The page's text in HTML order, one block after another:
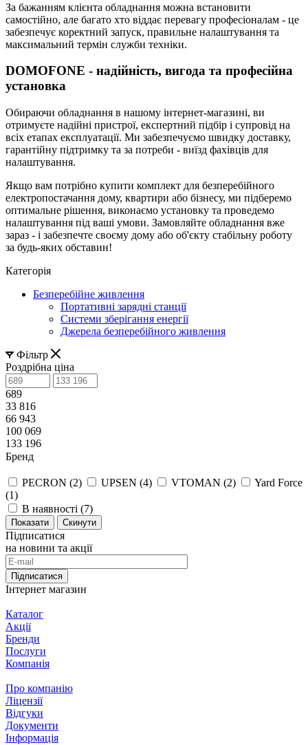
За бажанням клієнта обладнання можна встановити
самостійно, але багато хто віддає перевагу професіоналам - це
забезпечує коректний запуск, правильне налаштування та
максимальний термін служби техніки.
DOMOFONE - надійність, вигода та професійна
установка
Обираючи обладнання в нашому інтернет-магазині, ви
отримуєте надійні пристрої, експертний підбір і супровід на
всіх етапах експлуатації. Ми забезпечуємо швидку доставку,
гарантійну підтримку та за потреби - виїзд фахівців для
налаштування.
Якщо вам потрібно купити комплект для безперебійного
електропостачання дому, квартири або бізнесу, ми підберемо
оптимальне рішення, виконаємо установку та проведемо
налаштування під ваші умови. Замовляйте обладнання вже
зараз - і забезпечте своєму дому або об'єкту стабільну роботу
за будь-яких обставин!
Категорія
Безперебійне живлення
Портативні зарядні станції
Системи зберігання енергії
Джерела безперебійного живлення
Фільтр
Роздрібна ціна
689
33 816
66 943
100 069
133 196
Бренд
PECRON (2) UPSEN (4) VTOMAN (2)
Yard Force
(1)
В наявності (7)
Скинути
Підписатися
на новини та акції
Підписатися
Інтернет магазин
Каталог
Акції
Бренди
Послуги
Компанія
Про компанію
Ліцензії
Відгуки
Документи
Інформація